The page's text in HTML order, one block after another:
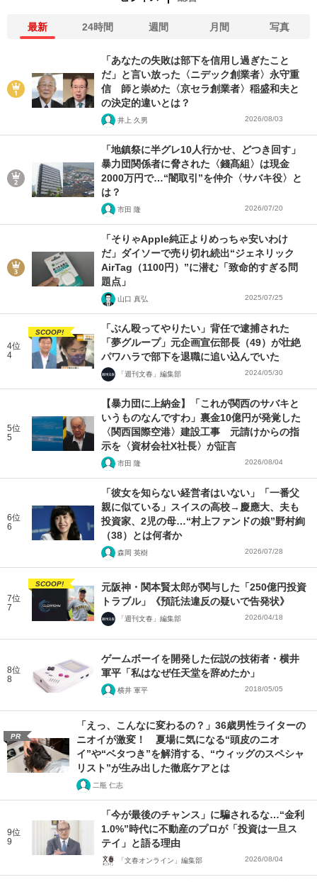
最新 24時間 週間 月間 写真
「あなたの失敗は部下を信用し過ぎたこと
だ」と言い放った〈ニデック創業者〉永守重
信 師と崇めた〈京セラ創業者〉稲盛和夫と
の決定的違いとは？
井上 久男 2026/08/03
「地鎮祭に半グレ10人行かせ、どつき回す」
暴力団関係者に脅された〈錢髙組〉は現金
2000万円で…“闇取引”を仲介〈サバキ役〉と
は？
市田 隆 2026/07/20
「そりゃApple純正よりめっちゃ安いわけ
だ」ダイソーで売り切れ続出“ジェネリック
AirTag（1100円）”に潜む「致命的すぎる問
題点」
山口 真弘 2025/07/25
4位
4
SCOOP!
「ぶん殴ってやりたい」背任で逮捕された
「夢グループ」元企画宣伝部長（49）が壮絶
パワハラで部下を退職に追い込んでいた
「週刊文春」編集部 2024/05/30
5位
5
【暴力団に上納金】「これが関西のサバキと
いうものなんですわ」裏金10億円が発覚した
〈関西国際空港〉建設工事 元請けからの指
示を〈資材会社X社長〉が証言
市田 隆 2026/08/04
6位
6
「彼女を知らない経営者はいない」「一番父
親に似ている」スイスの高校→慶應大、夫も
投資家、2児の母…“村上ファンドの娘”野村絢
（38）とは何者か
森岡 英樹 2026/07/28
7位
7
SCOOP!
元阪神・関本賢太郎が関与した「250億円投資
トラブル」《預託法違反の疑いで告発状》
「週刊文春」編集部 2026/04/18
8位
8
ゲームボーイを開発した伝説の技術者・横井
軍平「私はなぜ任天堂を辞めたか」
横井 軍平 2018/05/05
PR
「えっ、こんなに変わるの？」36歳男性ライターの
ニオイが激変！ 夏場に気になる“頭皮のニオ
イ”や“ベタつき”を解消する、“ウィッグのスペシャ
リスト”が生み出した徹底ケアとは
二瓶 仁志
9位
9
「今が最後のチャンス」に騙されるな…“金利
1.0%”時代に不動産のプロが「投資は一旦ス
テイ」と語る理由
「文春オンライン」編集部 2026/08/04